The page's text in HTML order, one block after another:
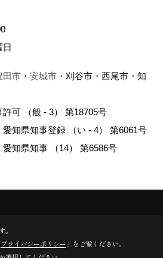
日
田市 ・ 安城市 ・刈谷市・西尾市・知
可 （般 - 3） 第18705号
知県知事登録 （い - 4） 第6061号
知県知事 （14） 第6586号
宅・建売・新築戸建てなら WAKO / 和光
プライバシーポリシー 」をご覧ください。